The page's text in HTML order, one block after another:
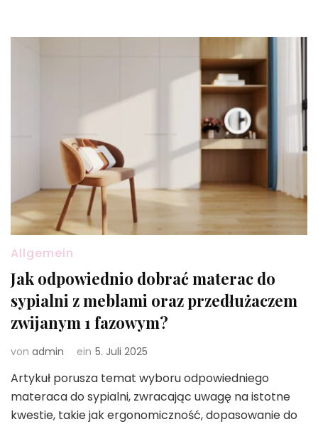
Allgemein
Jak odpowiednio dobrać materac do
sypialni z meblami oraz przedłużaczem
zwijanym 1 fazowym?
von admin ein 5. Juli 2025
Artykuł porusza temat wyboru odpowiedniego
materaca do sypialni, zwracając uwagę na istotne
kwestie, takie jak ergonomiczność, dopasowanie do